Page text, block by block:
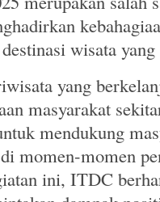
wisata
yang
masyarakat
mendukung
momen-momen
ini, ITDC